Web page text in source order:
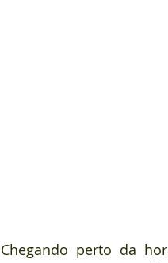
Chegando perto da